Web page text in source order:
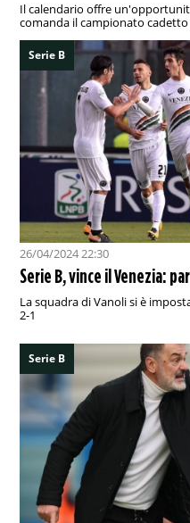
Il calendario offre
comanda il campionato cadetto
Serie B
26/04/2024 22:30
Serie B, vince il Venezia:
La squadra di Vanoli si è
2-1
Serie B